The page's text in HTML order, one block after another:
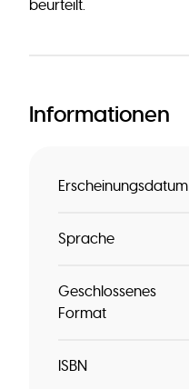
beurteilt.
Informationen
Erscheinungsdatum
Sprache
Geschlossenes
Format
ISBN